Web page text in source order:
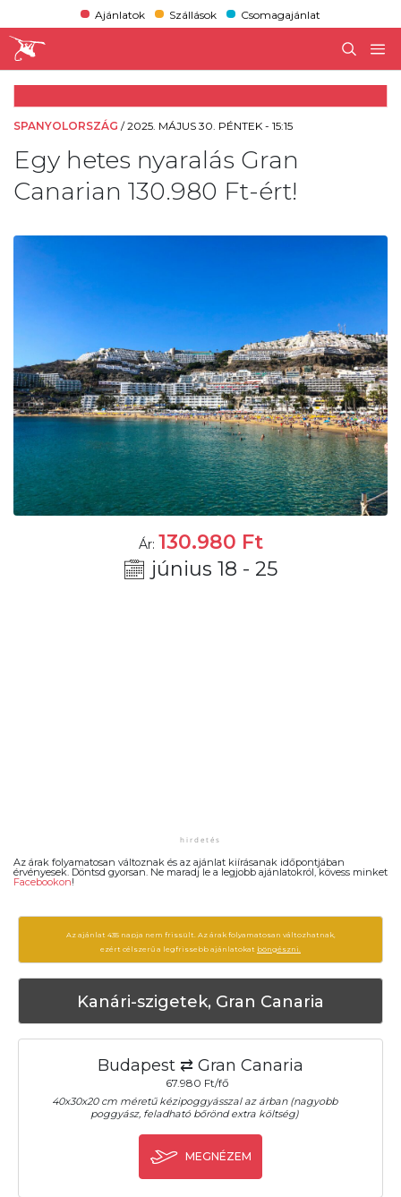
Ajánlatok Szállások Csomagajánlat
SPANYOLORSZÁG /2025. MÁJUS 30. PÉNTEK - 15:15
Egy hetes nyaralás Gran
Canarian 130.980 Ft-ért!
Ár: 130.980 Ft
június 18 - 25
Az árak folyamatosan változnak és az ajánlat kiírásanak időpontjában
érvényesek. Döntsd gyorsan. Ne maradj le a legjobb ajánlatokról, kövess minket
Facebookon!
Az ajánlat 435 napja nem frissült. Az árak folyamatosan változhatnak,
ezért célszerű a legfrissebb ajánlatokat böngészni.
Kanári-szigetek, Gran Canaria
Budapest ⇄ Gran Canaria
67.980 Ft/fő
40x30x20 cm méretű kézipoggyásszal az árban (nagyobb
poggyász, feladható bőrönd extra költség)
MEGNÉZEM